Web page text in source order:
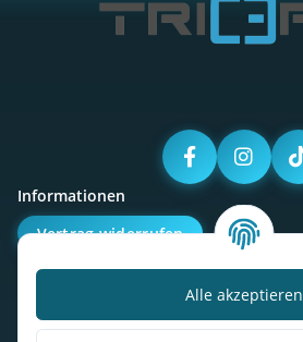
Alle akzeptieren
Informationen
Vertrag widerrufen
Kalorienbedarfsrechner